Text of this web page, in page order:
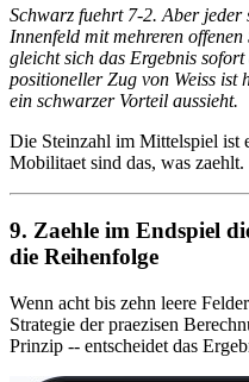
Schwarz fuehrt 7-2. Aber jeder
Innenfeld mit mehreren offenen
gleicht sich das Ergebnis
positioneller Zug von Weiss ist
ein schwarzer Vorteil aussieht.
Die Steinzahl im Mittelspiel ist
Mobilitaet sind das, was zaehlt.
9. Zaehle im Endspiel
die Reihenfolge
Wenn acht bis zehn leere
Strategie der praezisen
Prinzip -- entscheidet das